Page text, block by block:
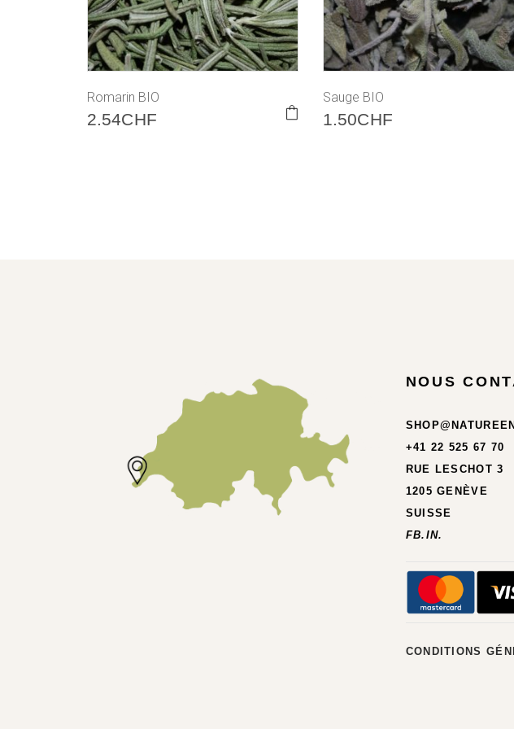
Romarin BIO
2.54CHF
Sauge BIO
1.50CHF
NOUS
+41 22 525 67 70
RUE LESCHOT 3
1205 GENÈVE
SUISSE
FB. IN.
CONDITIONS